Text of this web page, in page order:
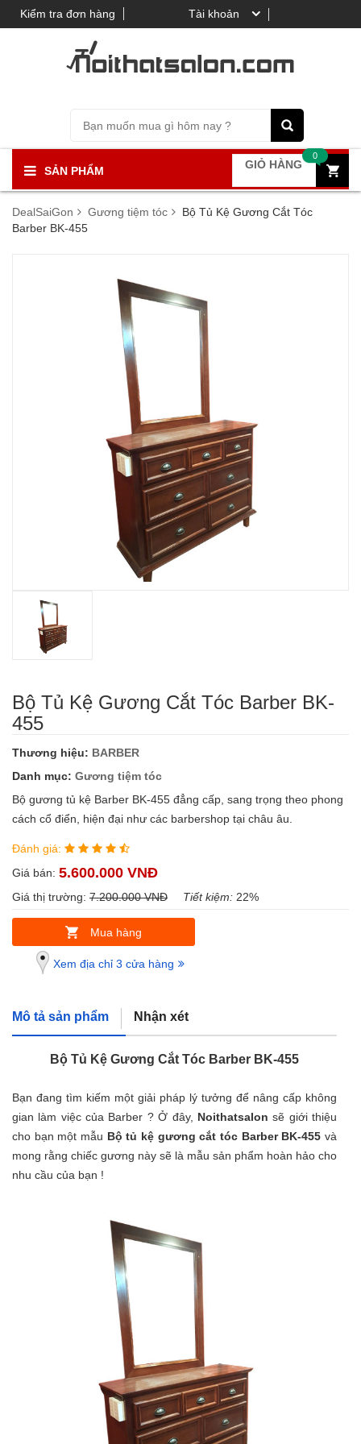
Tài khoản
Kiểm tra đơn hàng
SẢN PHẨM GIỎ HÀNG
0
DealSaiGon Gương tiệm tóc
Bộ Tủ Kệ Gương Cắt Tóc
Barber BK-455
Bộ Tủ Kệ Gương Cắt Tóc Barber BK-
455
Thương hiệu: BARBER
Danh mục: Gương tiệm tóc
Bộ gương tủ kệ Barber BK-455 đẳng cấp, sang trọng theo phong
cách cổ điển, hiện đại như các barbershop tại châu âu.
Đánh giá:
Giá bán: 5.600.000 VNĐ
Giá thị trường: 7.200.000 VNĐ Tiết kiệm: 22%
Mua hàng
Xem địa chỉ 3 cửa hàng
Mô tả sản phẩm Nhận xét
Bộ Tủ Kệ Gương Cắt Tóc Barber BK-455
Bạn đang tìm kiếm một giải pháp lý tưởng để nâng cấp không
gian làm việc của Barber ? Ở đây, Noithatsalon sẽ giới thiệu
cho bạn một mẫu Bộ tủ kệ gương cắt tóc Barber BK-455 và
mong rằng chiếc gương này sẽ là mẫu sản phẩm hoàn hảo cho
nhu cầu của bạn !